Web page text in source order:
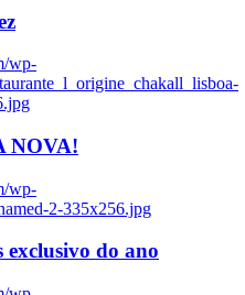
wp-
NOVA!
wp-
2-335x256.jpg
do ano